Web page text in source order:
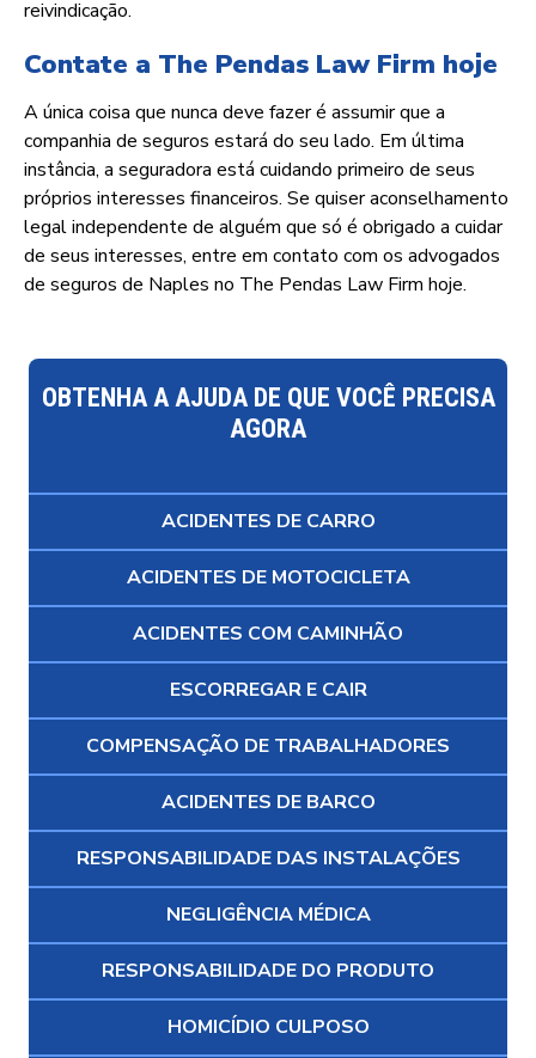
reivindicação.
Contate a The Pendas Law Firm hoje
A única coisa que nunca deve fazer é assumir que a
companhia de seguros estará do seu lado. Em última
instância, a seguradora está cuidando primeiro de seus
próprios interesses financeiros. Se quiser aconselhamento
legal independente de alguém que só é obrigado a cuidar
de seus interesses, entre em contato com os advogados
de seguros de Naples no The Pendas Law Firm hoje.
OBTENHA A AJUDA DE QUE VOCÊ PRECISA
AGORA
ACIDENTES DE CARRO
ACIDENTES DE MOTOCICLETA
ACIDENTES COM CAMINHÃO
ESCORREGAR E CAIR
COMPENSAÇÃO DE TRABALHADORES
ACIDENTES DE BARCO
RESPONSABILIDADE DAS INSTALAÇÕES
NEGLIGÊNCIA MÉDICA
RESPONSABILIDADE DO PRODUTO
HOMICÍDIO CULPOSO